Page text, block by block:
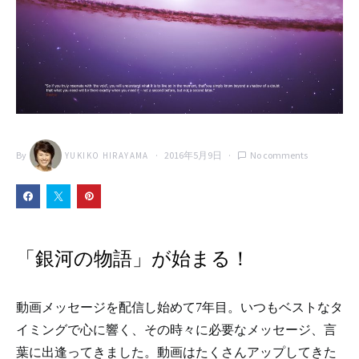
By YUKIKO HIRAYAMA 2016年5月9日 No comments
「銀河の物語」が始まる！
動画メッセージを配信し始めて7年目。いつもベストなタ
イミングで心に響く、その時々に必要なメッセージ、言
葉に出逢ってきました。動画はたくさんアップしてきた